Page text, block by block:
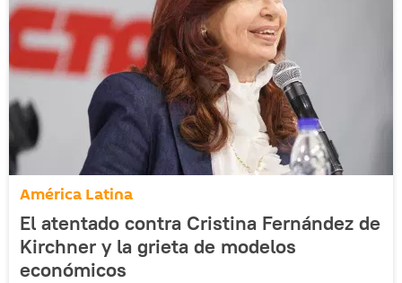
América Latina
El atentado contra Cristina Fernández de
Kirchner y la grieta de modelos
económicos